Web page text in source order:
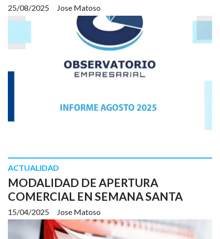
Jose Matoso
25/08/2025
MODALIDAD DE APERTURA
COMERCIAL EN SEMANA SANTA
Jose Matoso
ACTUALIDAD
15/04/2025